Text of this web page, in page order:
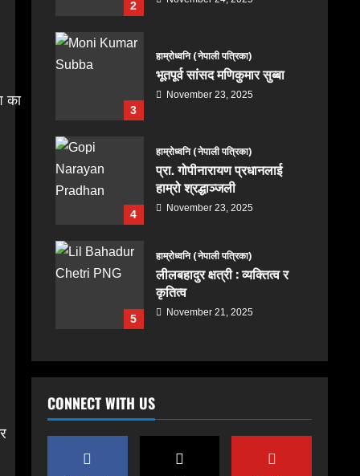
का
2
3
हाम्रोध्वनि (नेपाली पत्रिका)
भूतपूर्व सांसद मणिकुमार सुब्बा
November 23, 2025
4
हाम्रोध्वनि (नेपाली पत्रिका)
प्रा. गोपीनारायण प्रधानलाई
हाम्रो श्रद्धाञ्जली
November 23, 2025
5
हाम्रोध्वनि (नेपाली पत्रिका)
लीलबहादुर क्षत्री : व्यक्तित्व र
कृतित्व
November 21, 2025
CONNECT WITH US